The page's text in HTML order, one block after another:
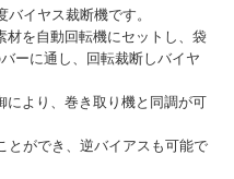
バイヤス裁断機です。
材を自動回転機にセットし、袋
ーに通し、回転裁断しバイヤ
により、巻き取り機と同調が可
とができ、逆バイアスも可能で